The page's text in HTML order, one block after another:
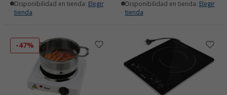
Disponibilidad en tienda: Elegir
tienda
Disponibilidad en tienda: Elegir
tienda
-47%